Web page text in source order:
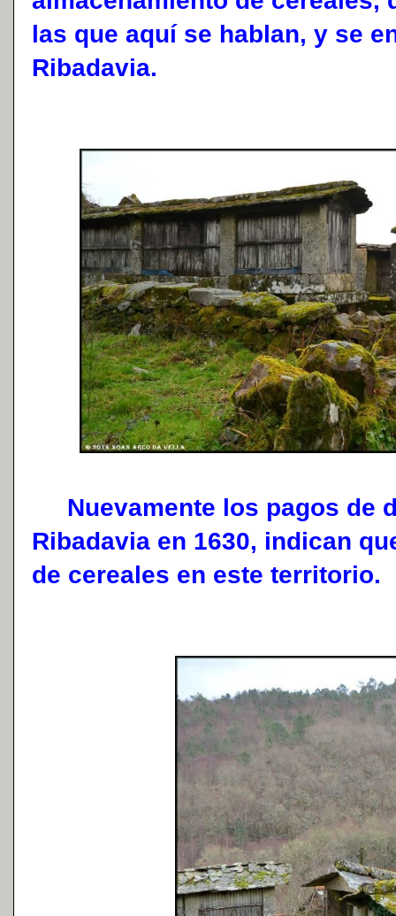
las que aquí se hablan, y se
Ribadavia.
Nuevamente los pagos de
Ribadavia en 1630, indican
de cereales en este territorio.